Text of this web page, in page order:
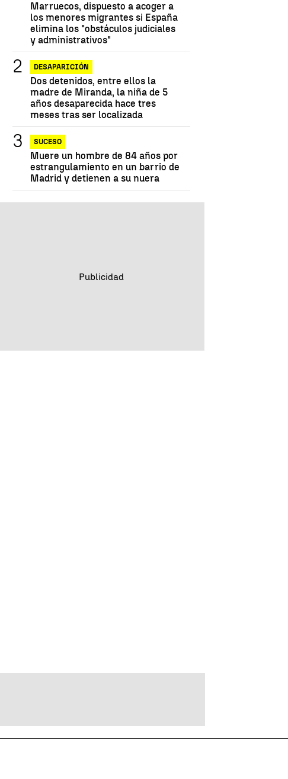
Marruecos, dispuesto a acoger a
los menores migrantes si España
elimina los "obstáculos judiciales
y administrativos"
DESAPARICIÓN
Dos detenidos, entre ellos la
madre de Miranda, la niña de 5
años desaparecida hace tres
meses tras ser localizada
SUCESO
Muere un hombre de 84 años por
estrangulamiento en un barrio de
Madrid y detienen a su nuera